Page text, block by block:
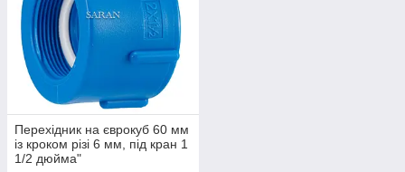
Перехідник на єврокуб 60 мм
із кроком різі 6 мм, під кран 1
1/2 дюйма"